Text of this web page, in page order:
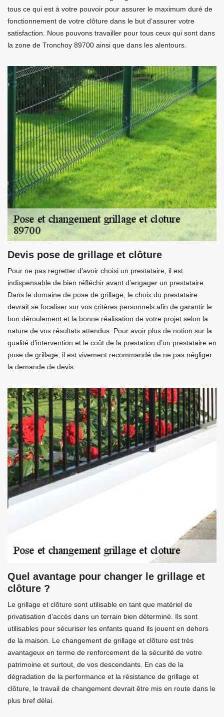
tous ce qui est à votre pouvoir pour assurer le maximum duré de
fonctionnement de votre clôture dans le but d’assurer votre
satisfaction. Nous pouvons travailler pour tous ceux qui sont dans
la zone de Tronchoy 89700 ainsi que dans les alentours.
Devis pose de grillage et clôture
Pour ne pas regretter d’avoir choisi un prestataire, il est
indispensable de bien réfléchir avant d’engager un prestataire.
Dans le domaine de pose de grillage, le choix du prestataire
devrait se focaliser sur vos critères personnels afin de garantir le
bon déroulement et la bonne réalisation de votre projet selon la
nature de vos résultats attendus. Pour avoir plus de notion sur la
qualité d’intervention et le coût de la prestation d’un prestataire en
pose de grillage, il est vivement recommandé de ne pas négliger
la demande de devis.
Quel avantage pour changer le grillage et
clôture ?
Le grillage et clôture sont utilisable en tant que matériel de
privatisation d’accès dans un terrain bien déterminé. Ils sont
utilisables pour sécuriser les enfants quand ils jouent en dehors
de la maison. Le changement de grillage et clôture est très
avantageux en terme de renforcement de la sécurité de votre
patrimoine et surtout, de vos descendants. En cas de la
dégradation de la performance et la résistance de grillage et
clôture, le travail de changement devrait être mis en route dans le
plus bref délai.